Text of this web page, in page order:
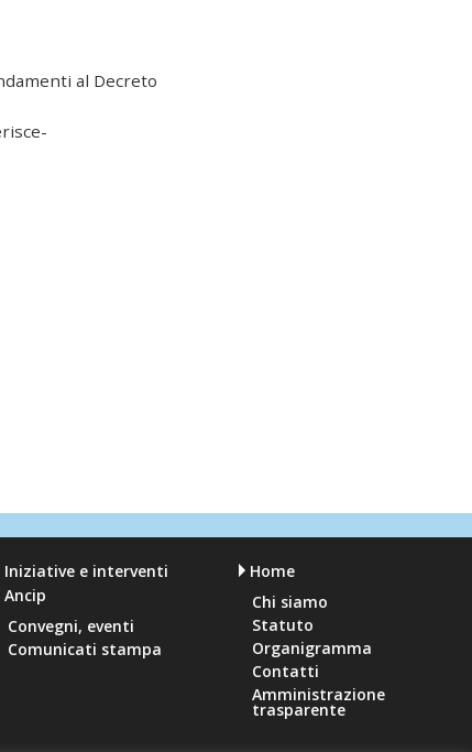
al Decreto
Iniziative e interventi
Ancip
Convegni, eventi
Comunicati stampa
Home
Chi siamo
Statuto
Organigramma
Contatti
Amministrazione
trasparente